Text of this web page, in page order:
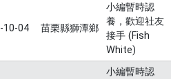
10-04 苗栗縣獅潭鄉
小編暫時認
養，歡迎社友
接手 (Fish
White)
小編暫時認